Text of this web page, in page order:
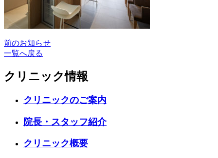
前のお知らせ
一覧へ戻る
クリニック情報
クリニックのご案内
院長・スタッフ紹介
クリニック概要